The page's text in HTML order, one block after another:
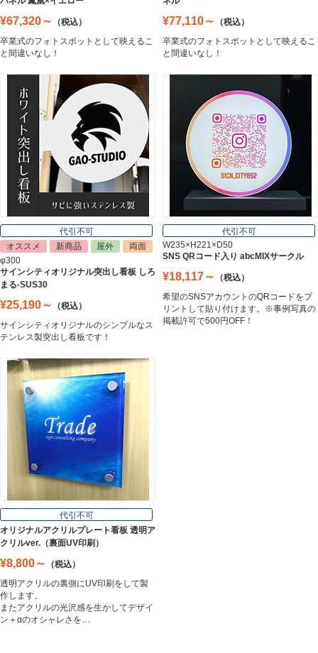
エッチングプレート
郵便ポスト
Post
Nameplate
¥67,320～
（税込）
卒業式のフォトスポットとして映えるこ
と間違いなし！
¥77,110～
（税込）
卒業式のフォトスポットとして映えるこ
と間違いなし！
代引不可
オススメ
新商品 屋外
両面
φ300
サインシティオリジナル突出し看板 しろ
まる-SUS30
¥25,190～
（税込）
サインシティオリジナルのシンプルなス
テンレス製突出し看板です！
代引不可
W235×H221×D50
SNS QRコード入り abcMIXサークル
¥18,117～
（税込）
希望のSNSアカウントのQRコードをプ
リントして貼り付けます。※事例写真の
掲載許可で500円OFF！
代引不可
オリジナルアクリルプレート看板 透明ア
クリルver.（裏面UV印刷）
¥8,800～
（税込）
透明アクリルの裏側にUV印刷をして製
作します。
またアクリルの光沢感を生かしてデザイ
ン＋αのオシャレさを…